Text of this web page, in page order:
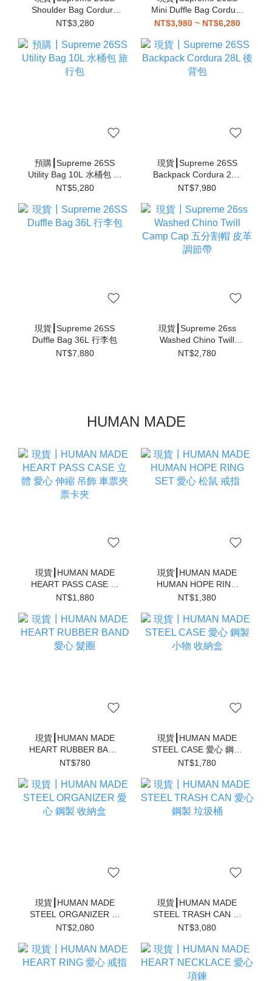
Shoulder Bag Cordura
2L 側背 小包
NT$3,280
Mini Duffle Bag Cordura
4L 側背 手提 小包
NT$3,980 ~ NT$6,280
預購┃Supreme 26SS
Utility Bag 10L 水桶包 旅
行包
NT$5,280
現貨┃Supreme 26SS
Backpack Cordura 28L
後背包
NT$7,980
現貨┃Supreme 26SS
Duffle Bag 36L 行李包
NT$7,880
現貨┃Supreme 26ss
Washed Chino Twill
Camp Cap 五分割帽 皮NT$2,780
HUMAN MADE
現貨┃HUMAN MADE
HEART PASS CASE 立
體 愛心 伸縮 吊飾 車票夾
NT$1,880
現貨┃HUMAN MADE
HUMAN HOPE RING
SET 愛心 松鼠 戒指
NT$1,380
現貨┃HUMAN MADE
HEART RUBBER BAND
愛心 髮圈
NT$780
現貨┃HUMAN MADE
STEEL CASE 愛心 鋼製
小物 收納盒
NT$1,780
現貨┃HUMAN MADE
STEEL ORGANIZER 愛
心 鋼製 收納盒
NT$2,080
現貨┃HUMAN MADE
STEEL TRASH CAN 愛
心 鋼製 垃圾桶
NT$3,080